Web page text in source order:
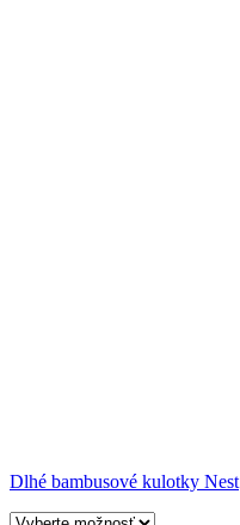
Dlhé bambusové kulotky Nest